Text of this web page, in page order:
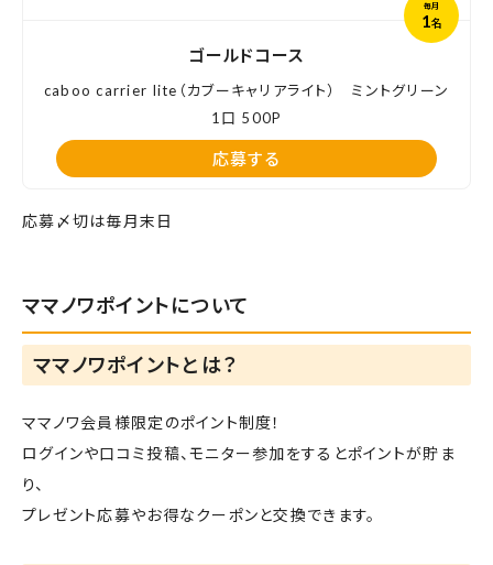
毎月
1名
ゴールドコース
caboo carrier lite（カブーキャリアライト） ミントグリーン
1口 500P
応募する
応募〆切は毎月末日
ママノワポイントについて
ママノワポイントとは？
ママノワ会員様限定のポイント制度！
ログインや口コミ投稿、モニター参加をするとポイントが貯ま
り、
プレゼント応募やお得なクーポンと交換できます。